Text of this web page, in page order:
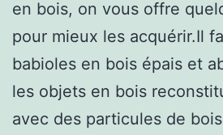
en bois, on vous offre
pour mieux les acquérir.Il
babioles en bois épais et
les objets en bois
avec des particules de